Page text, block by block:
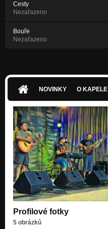
Cesty
Nezařazeno
Bouře
Nezařazeno
NOVINKY O KAPELE
Profilové fotky
5 obrázků